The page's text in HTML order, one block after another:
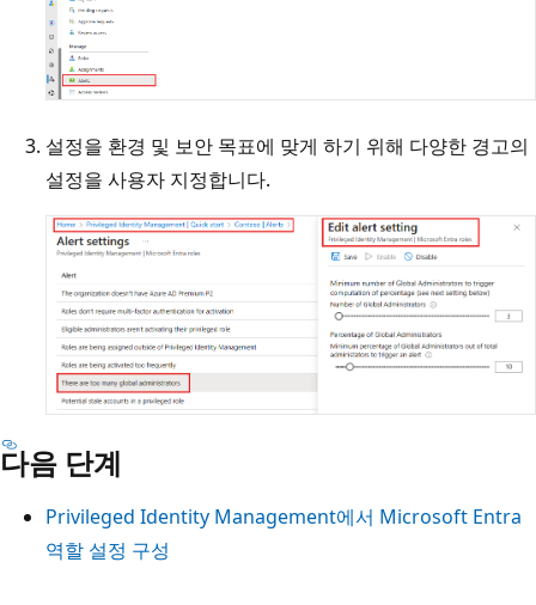
설정을 환경 및 보안 목표에 맞게 하기 위해 다양한 경고의
설정을 사용자 지정합니다.
다음 단계
Privileged Identity Management에서 Microsoft Entra
역할 설정 구성